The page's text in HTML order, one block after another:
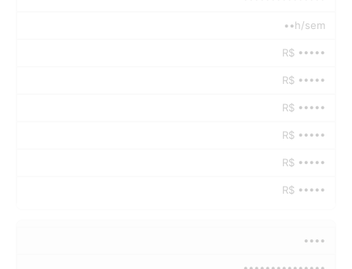
••h/sem
R$ •••••
R$ •••••
R$ •••••
R$ •••••
R$ •••••
R$ •••••
••••